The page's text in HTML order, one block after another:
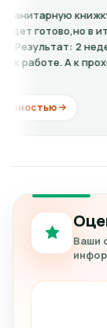
книжку,сказали:
в итоге почти
2 недели не мог
А к прохождению
Ваши